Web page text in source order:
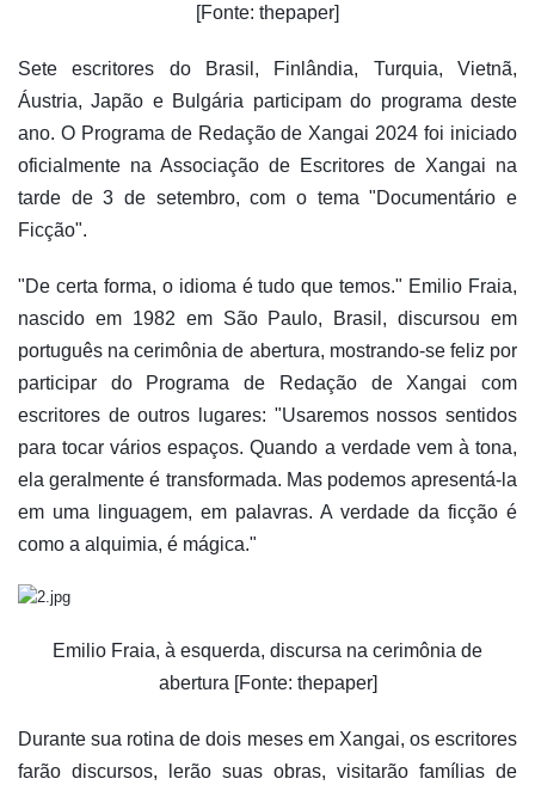
[Fonte: thepaper]
Sete escritores do Brasil, Finlândia, Turquia, Vietnã,
Áustria, Japão e Bulgária participam do programa deste
ano. O Programa de Redação de Xangai 2024 foi iniciado
oficialmente na Associação de Escritores de Xangai na
tarde de 3 de setembro, com o tema "Documentário e
Ficção".
"De certa forma, o idioma é tudo que temos." Emilio Fraia,
nascido em 1982 em São Paulo, Brasil, discursou em
português na cerimônia de abertura, mostrando-se feliz por
participar do Programa de Redação de Xangai com
escritores de outros lugares: "Usaremos nossos sentidos
para tocar vários espaços. Quando a verdade vem à tona,
ela geralmente é transformada. Mas podemos apresentá-la
em uma linguagem, em palavras. A verdade da ficção é
como a alquimia, é mágica."
Emilio Fraia, à esquerda, discursa na cerimônia de
abertura [Fonte: thepaper]
Durante sua rotina de dois meses em Xangai, os escritores
farão discursos, lerão suas obras, visitarão famílias de